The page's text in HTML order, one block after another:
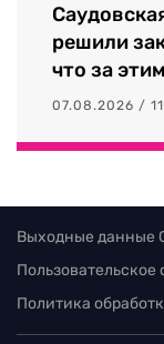
решили
что за
07.08.2026 /
Выходные данные
Пользовательское
Политика